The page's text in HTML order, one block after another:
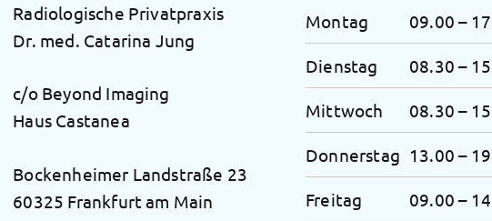
Radiologische Privatpraxis
Dr. med. Catarina Jung
c/o Beyond Imaging
Haus Castanea
Bockenheimer Landstraße 23
60325 Frankfurt am Main
Montag 09.00 –
Dienstag 08.30 –
Mittwoch 08.30 –
Donnerstag 13.00 –
Freitag 09.00 –